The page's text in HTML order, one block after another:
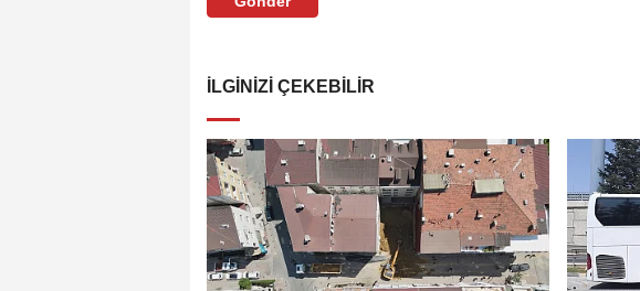
İLGINIZI ÇEKEBILIR